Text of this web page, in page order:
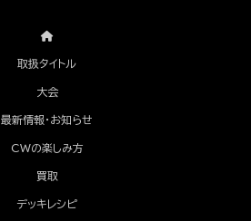
取扱タイトル
大会
最新情報・お知らせ
CWの楽しみ方
買取
デッキレシピ